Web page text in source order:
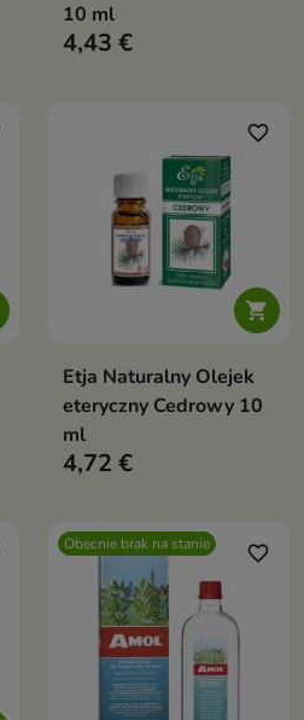
10 ml
4,43 €

favorite_border
Etja Naturalny Olejek
eteryczny Cedrowy 10
ml
4,72 €
Obecnie brak na stanie favorite_border